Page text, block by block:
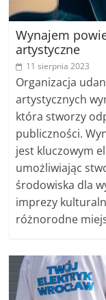
poradniki
na
każdy
temat
Wynajem
artystyczne
11 sierpnia 2023
Organizacja
artystycznych
która stworzy
publiczności.
jest kluczowym
umożliwiając
środowiska dla
imprezy
różnorodne